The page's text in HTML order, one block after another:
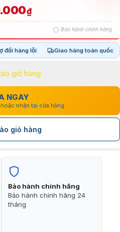
₫
Bảo hành chính hãng
đổi hàng lỗi Giao hàng toàn quốc
giỏ hàng
NGAY
nhận tại cửa hàng
giỏ hàng
Bảo hành chính hãng
Bảo hành chính hãng 24
tháng